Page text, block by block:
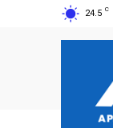
24.5 C